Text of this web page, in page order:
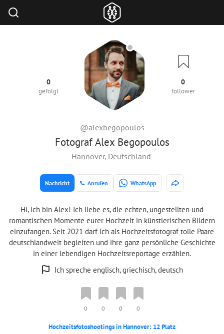
Fotograf Alex Begopoulos
@alexbegopoulos
0
gefolgt
0
follower
Hannover, Deutschland
Nachricht Anrufen WhatsApp
Hi, ich bin Alex! Ich liebe es, die echten, ungestellten und
romantischen Momente eurer Hochzeit in künstlerischen Bildern
einzufangen. Seit 2021 darf ich als Hochzeitsfotograf tolle Paare
deutschlandweit begleiten und ihre ganz persönliche Geschichte
in einer lebendigen Hochzeitsreportage erzählen.
Ich spreche englisch, griechisch, deutsch
0 0 0 0
Hochzeitsfotoshootings in Hannover: 12 Platz